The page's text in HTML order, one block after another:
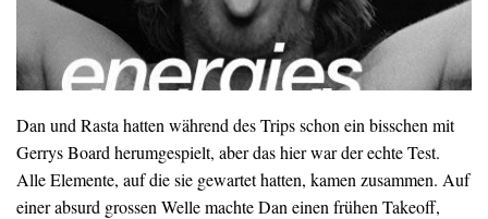
Dan und Rasta hatten während des Trips schon ein bisschen mit
Gerrys Board herumgespielt, aber das hier war der echte Test.
Alle Elemente, auf die sie gewartet hatten, kamen zusammen. Auf
einer absurd grossen Welle machte Dan einen frühen Takeoff,